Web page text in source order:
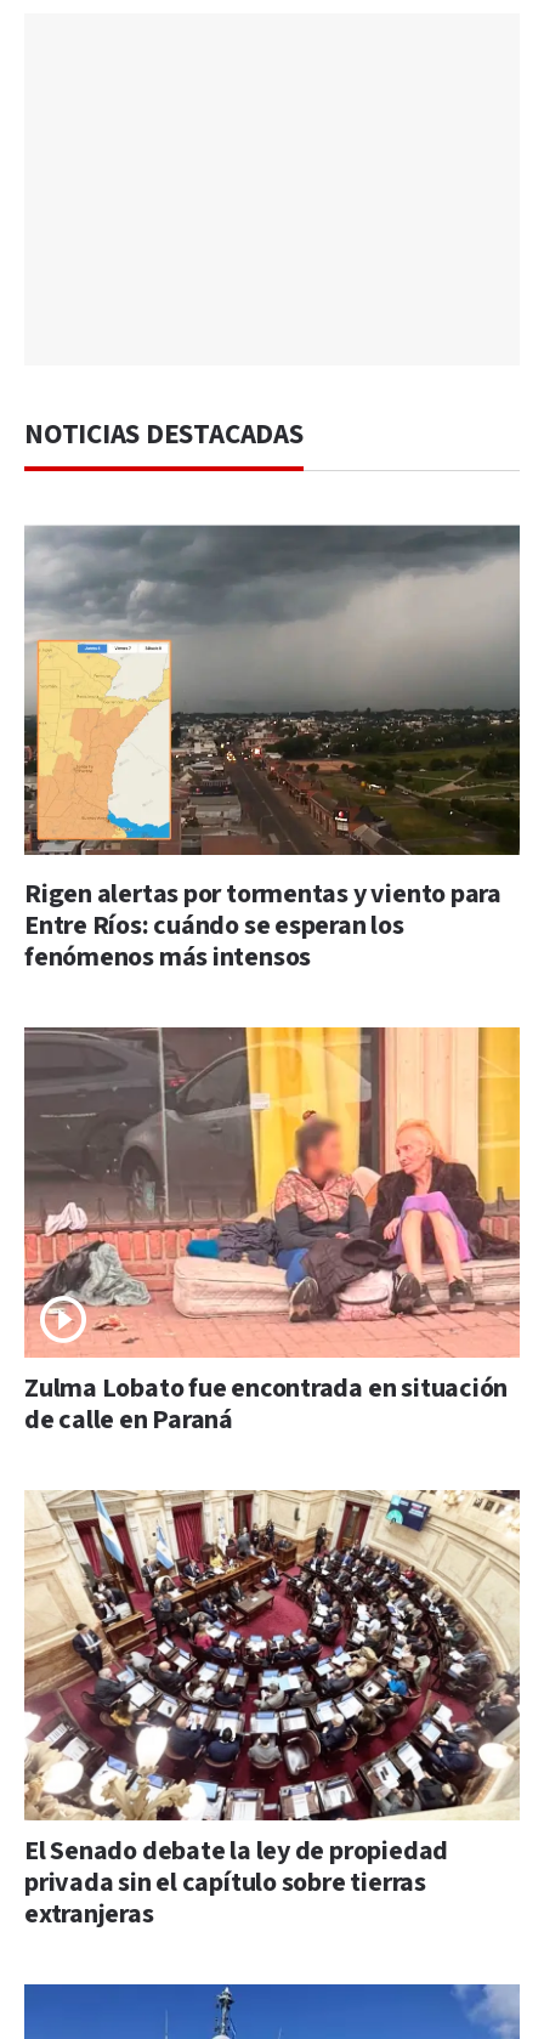
NOTICIAS DESTACADAS
Rigen alertas por tormentas y viento para
Entre Ríos: cuándo se esperan los
fenómenos más intensos
Zulma Lobato fue encontrada en situación
de calle en Paraná
El Senado debate la ley de propiedad
privada sin el capítulo sobre tierras
extranjeras